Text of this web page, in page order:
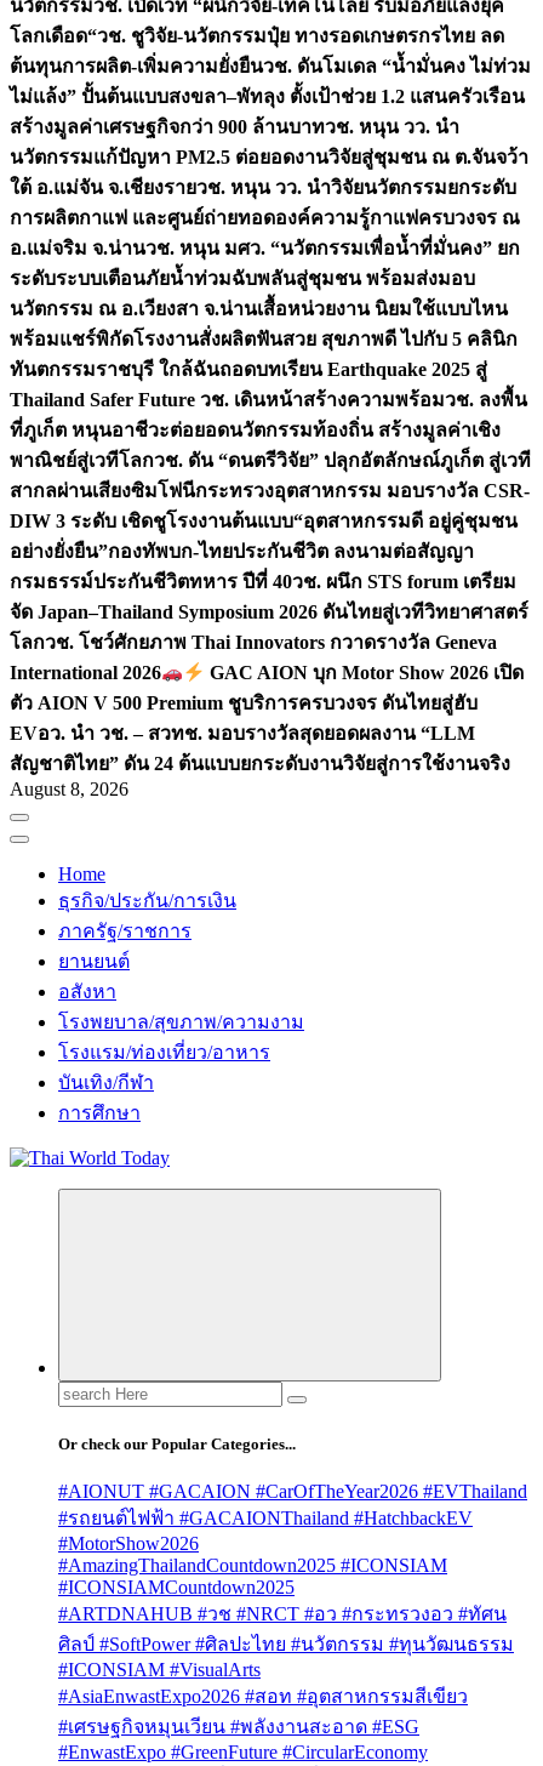
นวัตกรรมวช. เปิดเวที “ผนึกวิจัย-เทคโนโลยี รับมือภัยแล้งยุค
โลกเดือด“วช. ชูวิจัย-นวัตกรรมปุ๋ย ทางรอดเกษตรกรไทย ลด
ต้นทุนการผลิต-เพิ่มความยั่งยืนวช. ดันโมเดล “น้ำมั่นคง ไม่ท่วม
ไม่แล้ง” ปั้นต้นแบบสงขลา–พัทลุง ตั้งเป้าช่วย 1.2 แสนครัวเรือน
สร้างมูลค่าเศรษฐกิจกว่า 900 ล้านบาทวช. หนุน วว. นำ
นวัตกรรมแก้ปัญหา PM2.5 ต่อยอดงานวิจัยสู่ชุมชน ณ ต.จันจว้า
ใต้ อ.แม่จัน จ.เชียงรายวช. หนุน วว. นำวิจัยนวัตกรรมยกระดับ
การผลิตกาแฟ และศูนย์ถ่ายทอดองค์ความรู้กาแฟครบวงจร ณ
อ.แม่จริม จ.น่านวช. หนุน มศว. “นวัตกรรมเพื่อน้ำที่มั่นคง” ยก
ระดับระบบเตือนภัยน้ำท่วมฉับพลันสู่ชุมชน พร้อมส่งมอบ
นวัตกรรม ณ อ.เวียงสา จ.น่านเสื้อหน่วยงาน นิยมใช้แบบไหน
พร้อมแชร์พิกัดโรงงานสั่งผลิตฟันสวย สุขภาพดี ไปกับ 5 คลินิก
ทันตกรรมราชบุรี ใกล้ฉันถอดบทเรียน Earthquake 2025 สู่
Thailand Safer Future วช. เดินหน้าสร้างความพร้อมวช. ลงพื้น
ที่ภูเก็ต หนุนอาชีวะต่อยอดนวัตกรรมท้องถิ่น สร้างมูลค่าเชิง
พาณิชย์สู่เวทีโลกวช. ดัน “ดนตรีวิจัย” ปลุกอัตลักษณ์ภูเก็ต สู่เวที
สากลผ่านเสียงซิมโฟนีกระทรวงอุตสาหกรรม มอบรางวัล CSR-
DIW 3 ระดับ เชิดชูโรงงานต้นแบบ“อุตสาหกรรมดี อยู่คู่ชุมชน
อย่างยั่งยืน”กองทัพบก-ไทยประกันชีวิต ลงนามต่อสัญญา
กรมธรรม์ประกันชีวิตทหาร ปีที่ 40วช. ผนึก STS forum เตรียม
จัด Japan–Thailand Symposium 2026 ดันไทยสู่เวทีวิทยาศาสตร์
โลกวช. โชว์ศักยภาพ Thai Innovators กวาดรางวัล Geneva
International 2026
GAC AION บุก Motor Show 2026 เปิด
ตัว AION V 500 Premium ชูบริการครบวงจร ดันไทยสู่ฮับ
EVอว. นำ วช. – สวทช. มอบรางวัลสุดยอดผลงาน “LLM
สัญชาติไทย” ดัน 24 ต้นแบบยกระดับงานวิจัยสู่การใช้งานจริง
August 8, 2026
Home
ธุรกิจ/ประกัน/การเงิน
ภาครัฐ/ราชการ
ยานยนต์
อสังหา
โรงพยบาล/สุขภาพ/ความงาม
โรงแรม/ท่องเที่ยว/อาหาร
บันเทิง/กีฬา
การศึกษา
Search
for:
Or check our Popular Categories...
#AIONUT #GACAION #CarOfTheYear2026 #EVThailand
#รถยนต์ไฟฟ้า #GACAIONThailand #HatchbackEV
#MotorShow2026
#AmazingThailandCountdown2025 #ICONSIAM
#ICONSIAMCountdown2025
#ARTDNAHUB #วช #NRCT #อว #กระทรวงอว #ทัศน
ศิลป์ #SoftPower #ศิลปะไทย #นวัตกรรม #ทุนวัฒนธรรม
#ICONSIAM #VisualArts
#AsiaEnwastExpo2026 #สอท #อุตสาหกรรมสีเขียว
#เศรษฐกิจหมุนเวียน #พลังงานสะอาด #ESG
#EnwastExpo #GreenFuture #CircularEconomy